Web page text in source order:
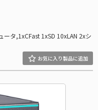
タ,1xCFast 1xSD 10xLAN 2xシ